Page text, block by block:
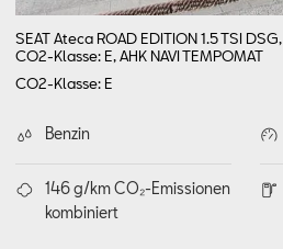
SEAT Ateca ROAD EDITION 1.5 TSI DSG,
CO2-Klasse: E, AHK NAVI TEMPOMAT
CO2-Klasse: E
Benzin
146 g/km CO₂-Emissionen
kombiniert